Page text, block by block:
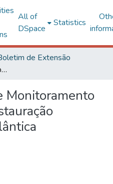
All of
DSpace
Statistics
de Extensão
Protocolo LARF de Monitoramento de Projetos de Restauração Florestal: Mata Atlântica
Monitoramento